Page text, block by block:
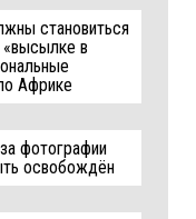
становиться
в
Африке
фотографии
освобождён